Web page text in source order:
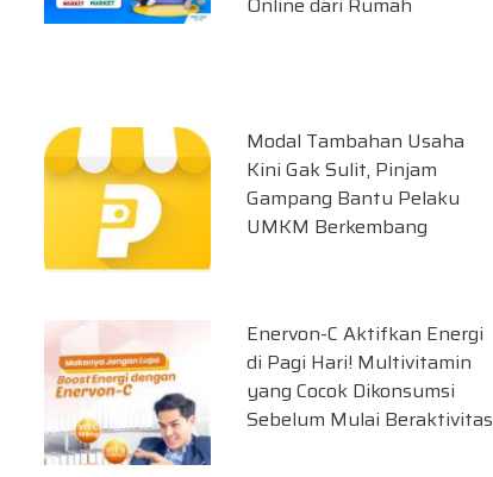
Modal Tambahan Usaha
Kini Gak Sulit, Pinjam
Gampang Bantu Pelaku
UMKM Berkembang
Enervon-C Aktifkan Energi
di Pagi Hari! Multivitamin
yang Cocok Dikonsumsi
Sebelum Mulai Beraktivitas